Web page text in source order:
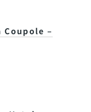
Coupole –